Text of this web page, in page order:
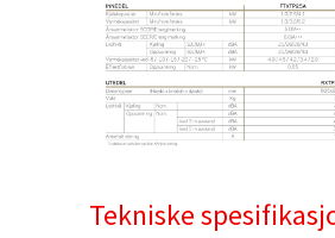
Tekniske